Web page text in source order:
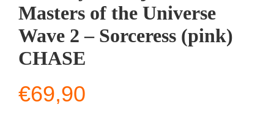
Masters of the Universe
Wave 2 – Sorceress (pink)
CHASE
€69,90